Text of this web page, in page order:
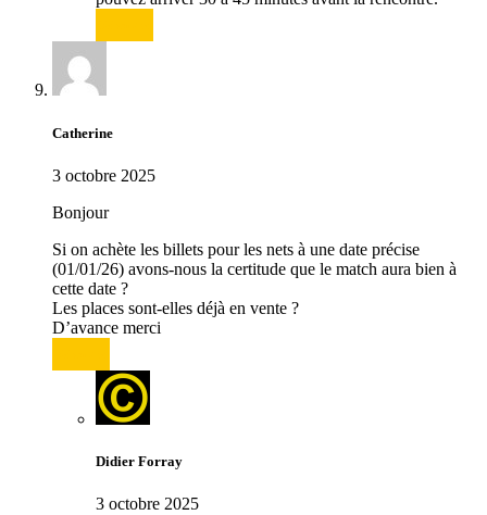
Catherine
3 octobre 2025
Bonjour
Si on achète les billets pour les nets à une date précise
(01/01/26) avons-nous la certitude que le match aura bien à
cette date ?
Les places sont-elles déjà en vente ?
D’avance merci
Didier Forray
3 octobre 2025